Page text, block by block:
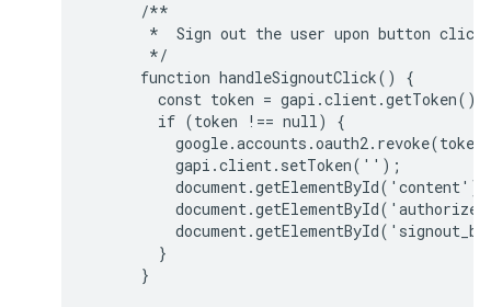
      /**
       *  Sign out the user upon button click.
       */
      function handleSignoutClick() {
        const token = gapi.client.getToken();
        if (token !== null) {
          gapi.client.setToken('');
        }
      }